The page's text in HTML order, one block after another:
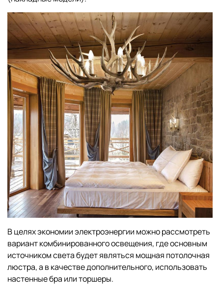
В целях экономии электроэнергии можно рассмотреть
вариант комбинированного освещения, где основным
источником света будет являться мощная потолочная
люстра, а в качестве дополнительного, использовать
настенные бра или торшеры.